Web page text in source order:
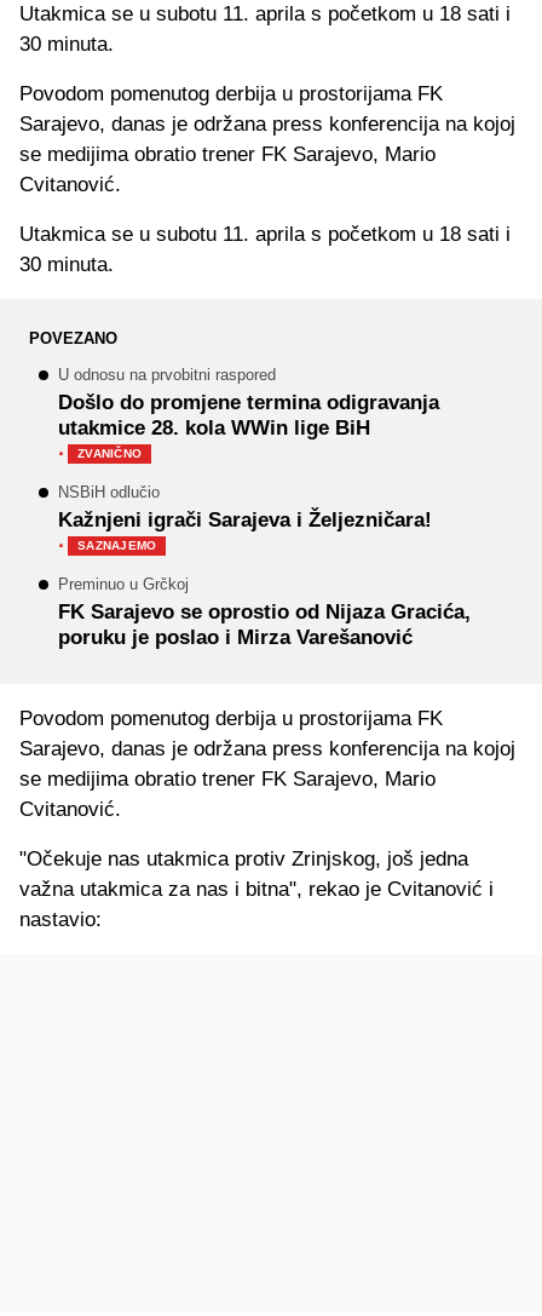
Utakmica se u subotu 11. aprila s početkom u 18 sati i
30 minuta.
Povodom pomenutog derbija u prostorijama FK
Sarajevo, danas je održana press konferencija na kojoj
se medijima obratio trener FK Sarajevo, Mario
Cvitanović.
Utakmica se u subotu 11. aprila s početkom u 18 sati i
30 minuta.
POVEZANO
U odnosu na prvobitni raspored
Došlo do promjene termina odigravanja
utakmice 28. kola WWin lige BiH
· ZVANIČNO
NSBiH odlučio
Kažnjeni igrači Sarajeva i Željezničara!
· SAZNAJEMO
Preminuo u Grčkoj
FK Sarajevo se oprostio od Nijaza Gracića,
poruku je poslao i Mirza Varešanović
Povodom pomenutog derbija u prostorijama FK
Sarajevo, danas je održana press konferencija na kojoj
se medijima obratio trener FK Sarajevo, Mario
Cvitanović.
"Očekuje nas utakmica protiv Zrinjskog, još jedna
važna utakmica za nas i bitna", rekao je Cvitanović i
nastavio: